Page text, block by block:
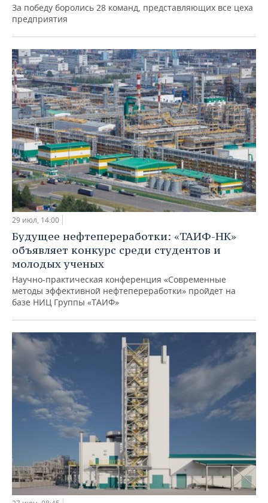
За победу боролись 28 команд, представляющих все цеха
предприятия
29 июл, 14:00
Будущее нефтепереработки: «ТАИФ-НК»
объявляет конкурс среди студентов и
молодых ученых
Научно-практическая конференция «Современные
методы эффективной нефтепереработки» пройдет на
базе НИЦ Группы «ТАИФ»